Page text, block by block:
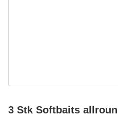
3 Stk Softbaits